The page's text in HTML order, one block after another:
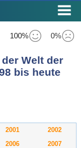
100% 0%
Welt der
bis heute
2001
2002
2006 2007